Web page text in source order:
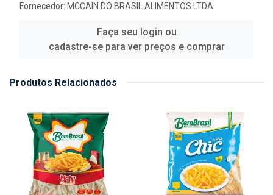
Fornecedor: MCCAIN DO BRASIL ALIMENTOS LTDA
Faça seu login ou
cadastre-se para ver preços e comprar
Produtos Relacionados